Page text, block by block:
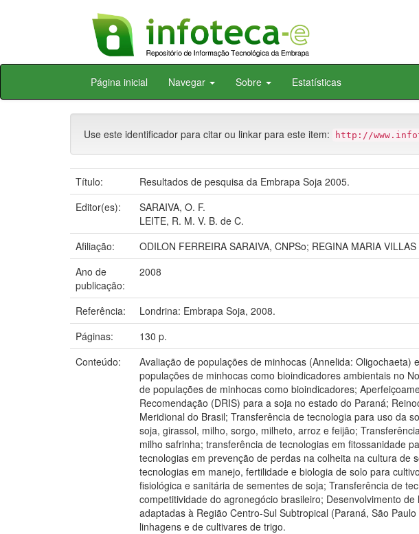
Skip
Página inicial Navegar Sobre Estatísticas
Use este identificador para citar ou linkar para este item: http://
Título:
Resultados de pesquisa da Embrapa Soja 2005.
Editor(es):
SARAIVA, O. F.
LEITE, R. M. V. B. de C.
Afiliação:
ODILON FERREIRA SARAIVA, CNPSo; REGINA MARIA
Ano de
publicação:
2008
Referência:
Londrina: Embrapa Soja, 2008.
Páginas:
130 p.
Conteúdo:
Avaliação de populações de minhocas (Annelida:
populações de minhocas como bioindicadores ambientais no
de populações de minhocas como bioindicadores;
Recomendação (DRIS) para a soja no estado do Paraná;
Meridional do Brasil; Transferência de tecnologia para uso da
soja, girassol, milho, sorgo, milheto, arroz e feijão;
milho safrinha; transferência de tecnologias em fitossanidade
tecnologias em prevenção de perdas na colheita na cultura
tecnologias em manejo, fertilidade e biologia de solo para
fisiológica e sanitária de sementes de soja; Transferência de
competitividade do agronegócio brasileiro; Desenvolvimento
adaptadas à Região Centro-Sul Subtropical (Paraná, São
linhagens e de cultivares de trigo.